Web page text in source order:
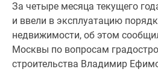
предложения
Коммерческие
помещения
Продавцы
За четыре месяца текущего
и ввели в эксплуатацию
недвижимости, об этом
Москвы по вопросам
строительства Владимир